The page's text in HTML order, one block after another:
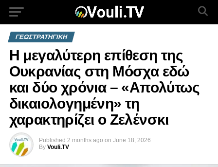
ΓΕΩΣΤΡΑΤΗΓΙΚΗ
Η μεγαλύτερη επίθεση της
Ουκρανίας στη Μόσχα εδώ
και δύο χρόνια – «Απολύτως
δικαιολογημένη» τη
χαρακτηρίζει ο Ζελένσκι
Published 2 months ago on June 18, 2026
By Vouli.TV